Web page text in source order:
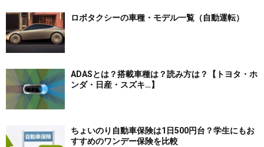
ロボタクシーの車種・モデル一覧（自動運転）
ADASとは？搭載車種は？読み方は？【トヨタ・ホ
ンダ・日産・スズキ…】
ちょいのり自動車保険は1日500円台？学生にもお
すすめのワンデー保険を比較